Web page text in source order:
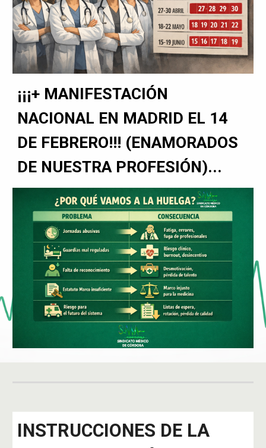
¡¡¡+ MANIFESTACIÓN
NACIONAL EN MADRID EL 14
DE FEBRERO!!! (ENAMORADOS
DE NUESTRA PROFESIÓN)...
INSTRUCCIONES DE LA